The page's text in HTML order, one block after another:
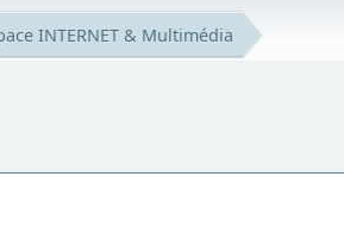
INTERNET & Multimédia